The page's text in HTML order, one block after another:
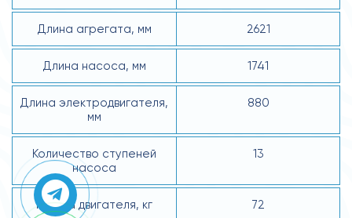
Длина агрегата, мм 2621
Длина насоса, мм 1741
Длина электродвигателя,
мм
880
Количество ступеней
насоса
13
Масса двигателя, кг 72